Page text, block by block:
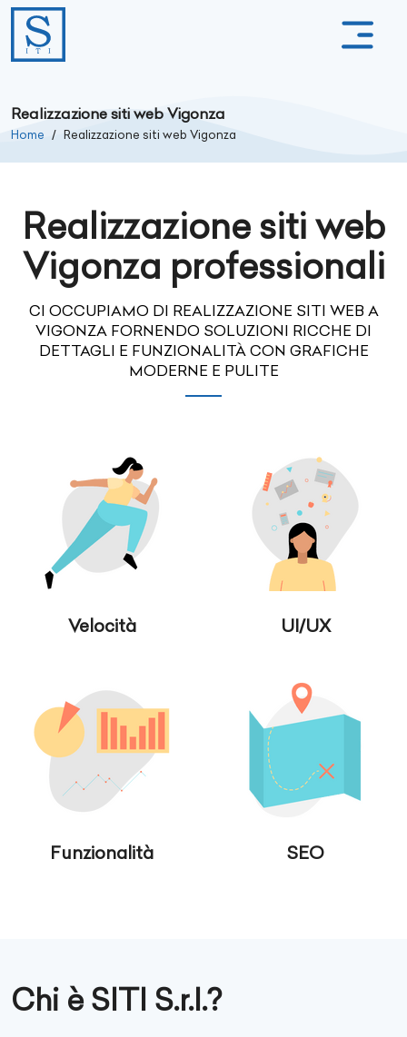
Realizzazione siti web Vigonza
Home Realizzazione siti web Vigonza
Realizzazione siti web
Vigonza professionali
CI OCCUPIAMO DI REALIZZAZIONE SITI WEB A
VIGONZA FORNENDO SOLUZIONI RICCHE DI
DETTAGLI E FUNZIONALITÀ CON GRAFICHE
MODERNE E PULITE
Velocità UI/UX
Funzionalità SEO
Chi è SITI S.r.l.?